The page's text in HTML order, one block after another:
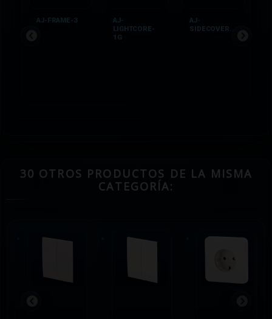
AJ-FRAME-3
AJ-
LIGHTCORE-
1G
AJ-
SIDECOVER...
30 OTROS PRODUCTOS DE LA MISMA
CATEGORÍA: